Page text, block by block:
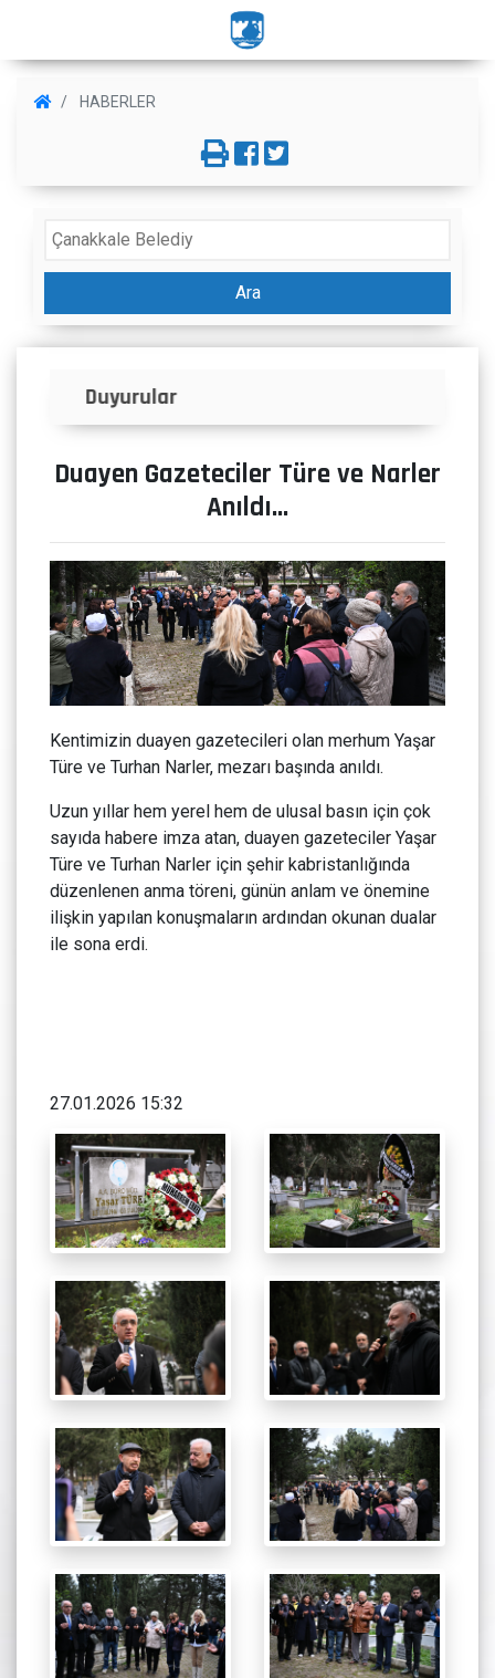
HABERLER
Ara
Duayen Gazeteciler Türe ve Narler
Anıldı…
Kentimizin duayen gazetecileri olan merhum Yaşar
Türe ve Turhan Narler, mezarı başında anıldı.
Uzun yıllar hem yerel hem de ulusal basın için çok
sayıda habere imza atan, duayen gazeteciler Yaşar
Türe ve Turhan Narler için şehir kabristanlığında
düzenlenen anma töreni, günün anlam ve önemine
ilişkin yapılan konuşmaların ardından okunan dualar
ile sona erdi.
27.01.2026 15:32